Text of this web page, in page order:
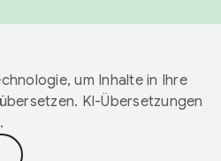
um Inhalte in Ihre
KI-Übersetzungen